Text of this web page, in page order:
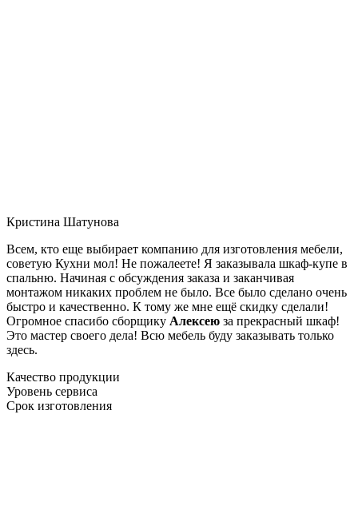
Кристина Шатунова
Всем, кто еще выбирает компанию для изготовления мебели,
советую Кухни мол! Не пожалеете! Я заказывала шкаф-купе в
спальню. Начиная с обсуждения заказа и заканчивая
монтажом никаких проблем не было. Все было сделано очень
быстро и качественно. К тому же мне ещё скидку сделали!
Огромное спасибо сборщику Алексею за прекрасный шкаф!
Это мастер своего дела! Всю мебель буду заказывать только
здесь.
Качество продукции
Уровень сервиса
Срок изготовления